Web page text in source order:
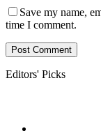
Save my name,
time I comment.
Editors' Picks